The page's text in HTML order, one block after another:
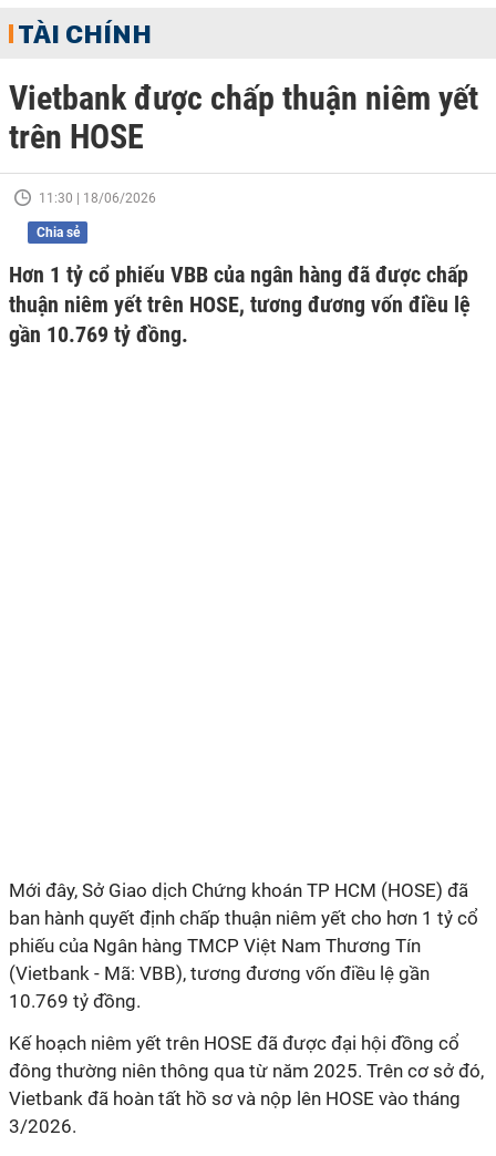
TÀI CHÍNH
Vietbank được chấp thuận niêm yết
trên HOSE
11:30 | 18/06/2026
Chia sẻ
Hơn 1 tỷ cổ phiếu VBB của ngân hàng đã được chấp
thuận niêm yết trên HOSE, tương đương vốn điều lệ
gần 10.769 tỷ đồng.
Mới đây, Sở Giao dịch Chứng khoán TP HCM (HOSE) đã
ban hành quyết định chấp thuận niêm yết cho hơn 1 tỷ cổ
phiếu của Ngân hàng TMCP Việt Nam Thương Tín
(Vietbank - Mã: VBB), tương đương vốn điều lệ gần
10.769 tỷ đồng.
Kế hoạch niêm yết trên HOSE đã được đại hội đồng cổ
đông thường niên thông qua từ năm 2025. Trên cơ sở đó,
Vietbank đã hoàn tất hồ sơ và nộp lên HOSE vào tháng
3/2026.